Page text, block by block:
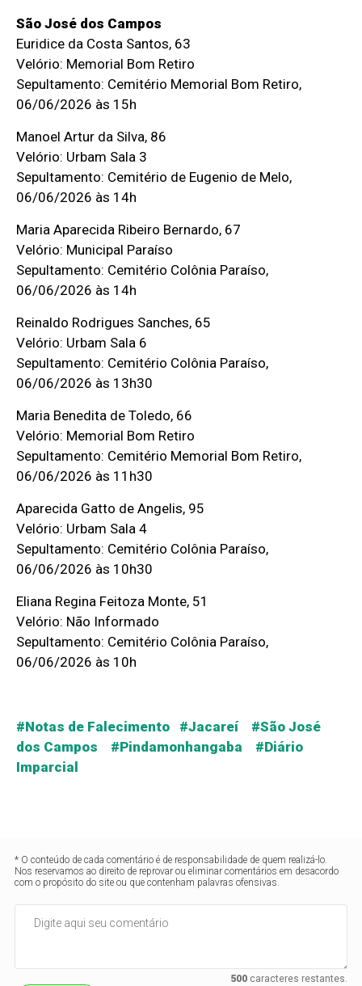
São José dos Campos
Euridice da Costa Santos, 63
Velório: Memorial Bom Retiro
Sepultamento: Cemitério Memorial Bom Retiro,
06/06/2026 às 15h
Manoel Artur da Silva, 86
Velório: Urbam Sala 3
Sepultamento: Cemitério de Eugenio de Melo,
06/06/2026 às 14h
Maria Aparecida Ribeiro Bernardo, 67
Velório: Municipal Paraíso
Sepultamento: Cemitério Colônia Paraíso,
06/06/2026 às 14h
Reinaldo Rodrigues Sanches, 65
Velório: Urbam Sala 6
Sepultamento: Cemitério Colônia Paraíso,
06/06/2026 às 13h30
Maria Benedita de Toledo, 66
Velório: Memorial Bom Retiro
Sepultamento: Cemitério Memorial Bom Retiro,
06/06/2026 às 11h30
Aparecida Gatto de Angelis, 95
Velório: Urbam Sala 4
Sepultamento: Cemitério Colônia Paraíso,
06/06/2026 às 10h30
Eliana Regina Feitoza Monte, 51
Velório: Não Informado
Sepultamento: Cemitério Colônia Paraíso,
06/06/2026 às 10h
#Notas de Falecimento #Jacareí #São José
dos Campos #Pindamonhangaba #Diário
Imparcial
* O conteúdo de cada comentário é de responsabilidade de quem realizá-lo.
Nos reservamos ao direito de reprovar ou eliminar comentários em desacordo
com o propósito do site ou que contenham palavras ofensivas.
500caracteres restantes.